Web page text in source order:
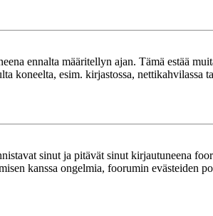
ennalta määritellyn ajan. Tämä estää
koneelta, esim. kirjastossa,
sinut ja pitävät sinut kirjautuneena
kanssa ongelmia, foorumin evästeiden